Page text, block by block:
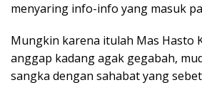
menyaring info-info yang masuk
Mungkin karena itulah Mas Hasto
anggap kadang agak gegabah,
sangka dengan sahabat yang